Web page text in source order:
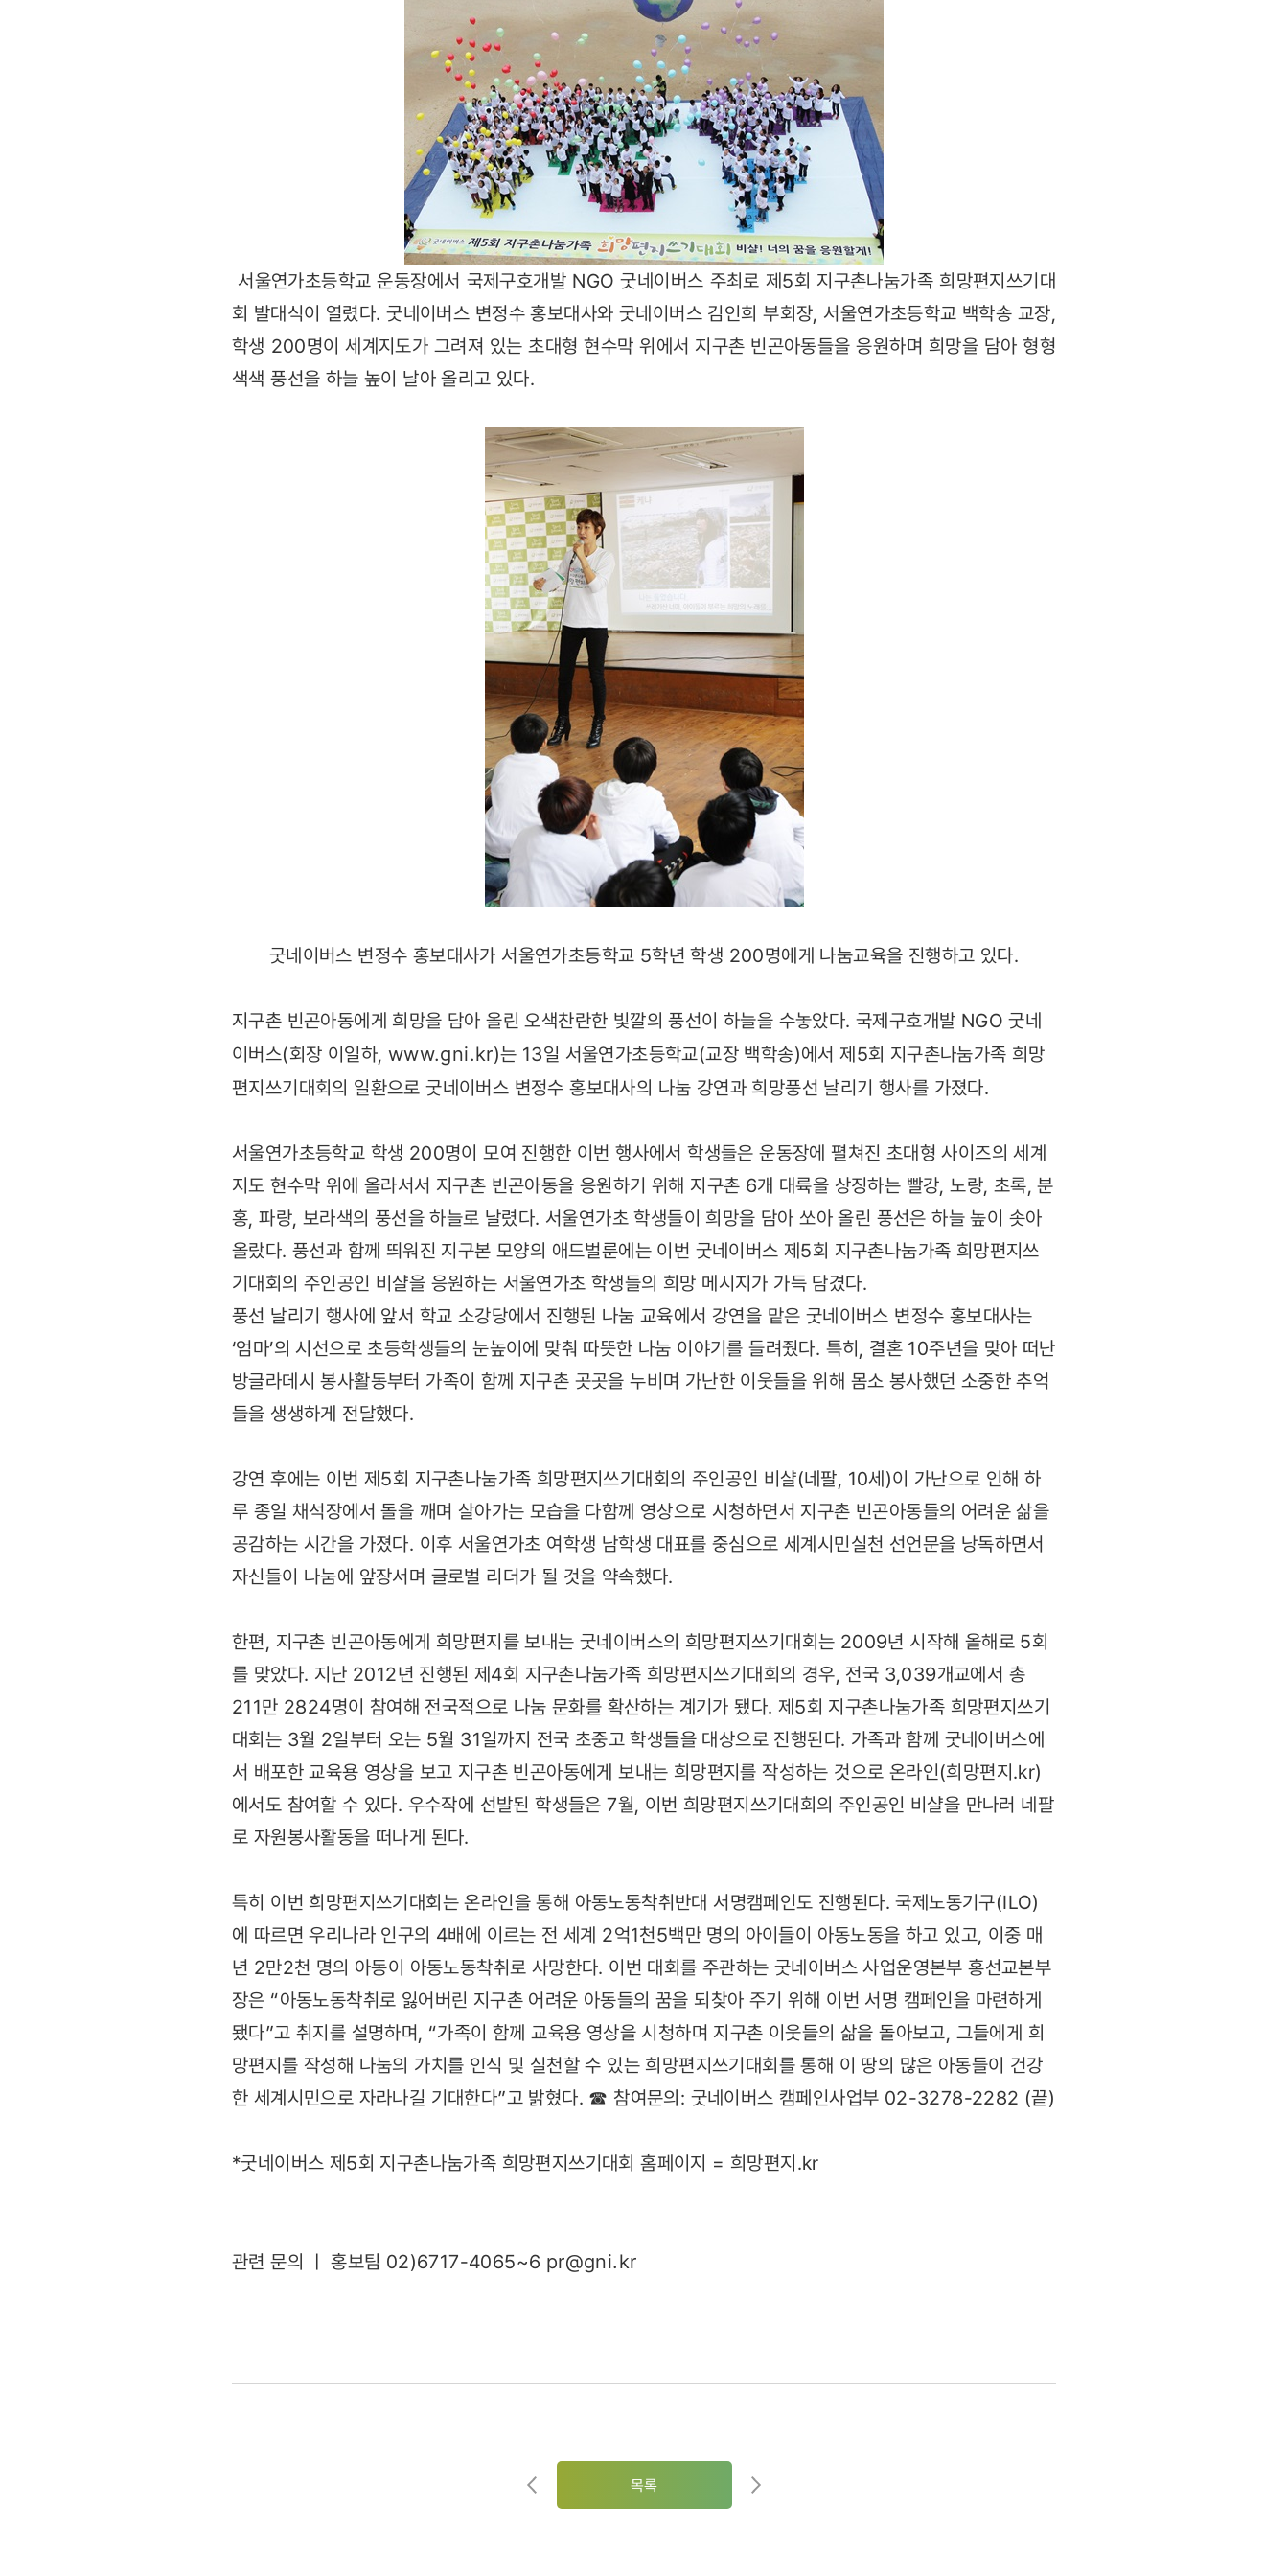
서울연가초등학교 운동장에서 국제구호개발 NGO 굿네이버스 주최로 제5회 지구촌나눔가족 희망편지쓰기대
회 발대식이 열렸다. 굿네이버스 변정수 홍보대사와 굿네이버스 김인희 부회장, 서울연가초등학교 백학송 교장,
학생 200명이 세계지도가 그려져 있는 초대형 현수막 위에서 지구촌 빈곤아동들을 응원하며 희망을 담아 형형
색색 풍선을 하늘 높이 날아 올리고 있다.
굿네이버스 변정수 홍보대사가 서울연가초등학교 5학년 학생 200명에게 나눔교육을 진행하고 있다.
지구촌 빈곤아동에게 희망을 담아 올린 오색찬란한 빛깔의 풍선이 하늘을 수놓았다. 국제구호개발 NGO 굿네
이버스(회장 이일하, www.gni.kr)는 13일 서울연가초등학교(교장 백학송)에서 제5회 지구촌나눔가족 희망
편지쓰기대회의 일환으로 굿네이버스 변정수 홍보대사의 나눔 강연과 희망풍선 날리기 행사를 가졌다.
서울연가초등학교 학생 200명이 모여 진행한 이번 행사에서 학생들은 운동장에 펼쳐진 초대형 사이즈의 세계
지도 현수막 위에 올라서서 지구촌 빈곤아동을 응원하기 위해 지구촌 6개 대륙을 상징하는 빨강, 노랑, 초록, 분
홍, 파랑, 보라색의 풍선을 하늘로 날렸다. 서울연가초 학생들이 희망을 담아 쏘아 올린 풍선은 하늘 높이 솟아
올랐다. 풍선과 함께 띄워진 지구본 모양의 애드벌룬에는 이번 굿네이버스 제5회 지구촌나눔가족 희망편지쓰
기대회의 주인공인 비샬을 응원하는 서울연가초 학생들의 희망 메시지가 가득 담겼다.
풍선 날리기 행사에 앞서 학교 소강당에서 진행된 나눔 교육에서 강연을 맡은 굿네이버스 변정수 홍보대사는
‘엄마’의 시선으로 초등학생들의 눈높이에 맞춰 따뜻한 나눔 이야기를 들려줬다. 특히, 결혼 10주년을 맞아 떠난
방글라데시 봉사활동부터 가족이 함께 지구촌 곳곳을 누비며 가난한 이웃들을 위해 몸소 봉사했던 소중한 추억
들을 생생하게 전달했다.
강연 후에는 이번 제5회 지구촌나눔가족 희망편지쓰기대회의 주인공인 비샬(네팔, 10세)이 가난으로 인해 하
루 종일 채석장에서 돌을 깨며 살아가는 모습을 다함께 영상으로 시청하면서 지구촌 빈곤아동들의 어려운 삶을
공감하는 시간을 가졌다. 이후 서울연가초 여학생 남학생 대표를 중심으로 세계시민실천 선언문을 낭독하면서
자신들이 나눔에 앞장서며 글로벌 리더가 될 것을 약속했다.
한편, 지구촌 빈곤아동에게 희망편지를 보내는 굿네이버스의 희망편지쓰기대회는 2009년 시작해 올해로 5회
를 맞았다. 지난 2012년 진행된 제4회 지구촌나눔가족 희망편지쓰기대회의 경우, 전국 3,039개교에서 총
211만 2824명이 참여해 전국적으로 나눔 문화를 확산하는 계기가 됐다. 제5회 지구촌나눔가족 희망편지쓰기
대회는 3월 2일부터 오는 5월 31일까지 전국 초중고 학생들을 대상으로 진행된다. 가족과 함께 굿네이버스에
서 배포한 교육용 영상을 보고 지구촌 빈곤아동에게 보내는 희망편지를 작성하는 것으로 온라인(희망편지.kr)
에서도 참여할 수 있다. 우수작에 선발된 학생들은 7월, 이번 희망편지쓰기대회의 주인공인 비샬을 만나러 네팔
로 자원봉사활동을 떠나게 된다.
특히 이번 희망편지쓰기대회는 온라인을 통해 아동노동착취반대 서명캠페인도 진행된다. 국제노동기구(ILO)
에 따르면 우리나라 인구의 4배에 이르는 전 세계 2억1천5백만 명의 아이들이 아동노동을 하고 있고, 이중 매
년 2만2천 명의 아동이 아동노동착취로 사망한다. 이번 대회를 주관하는 굿네이버스 사업운영본부 홍선교본부
장은 “아동노동착취로 잃어버린 지구촌 어려운 아동들의 꿈을 되찾아 주기 위해 이번 서명 캠페인을 마련하게
됐다”고 취지를 설명하며, “가족이 함께 교육용 영상을 시청하며 지구촌 이웃들의 삶을 돌아보고, 그들에게 희
망편지를 작성해 나눔의 가치를 인식 및 실천할 수 있는 희망편지쓰기대회를 통해 이 땅의 많은 아동들이 건강
한 세계시민으로 자라나길 기대한다”고 밝혔다. ☎ 참여문의: 굿네이버스 캠페인사업부 02-3278-2282 (끝)
*굿네이버스 제5회 지구촌나눔가족 희망편지쓰기대회 홈페이지 = 희망편지.kr
관련 문의 ㅣ 홍보팀 02)6717-4065~6 pr@gni.kr
목록